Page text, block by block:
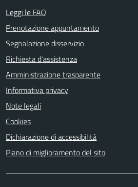
Leggi le FAQ
Prenotazione appuntamento
Segnalazione disservizio
Richiesta d'assistenza
Amministrazione trasparente
Informativa privacy
Note legali
Cookies
Dichiarazione di accessibilità
Piano di miglioramento del sito